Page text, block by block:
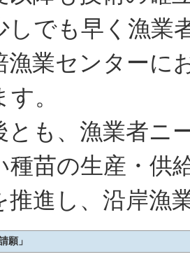
しでも早く漁業
漁業センターに
。
も、漁業者ニ
種苗の生産・供
推進し、沿岸漁
願」